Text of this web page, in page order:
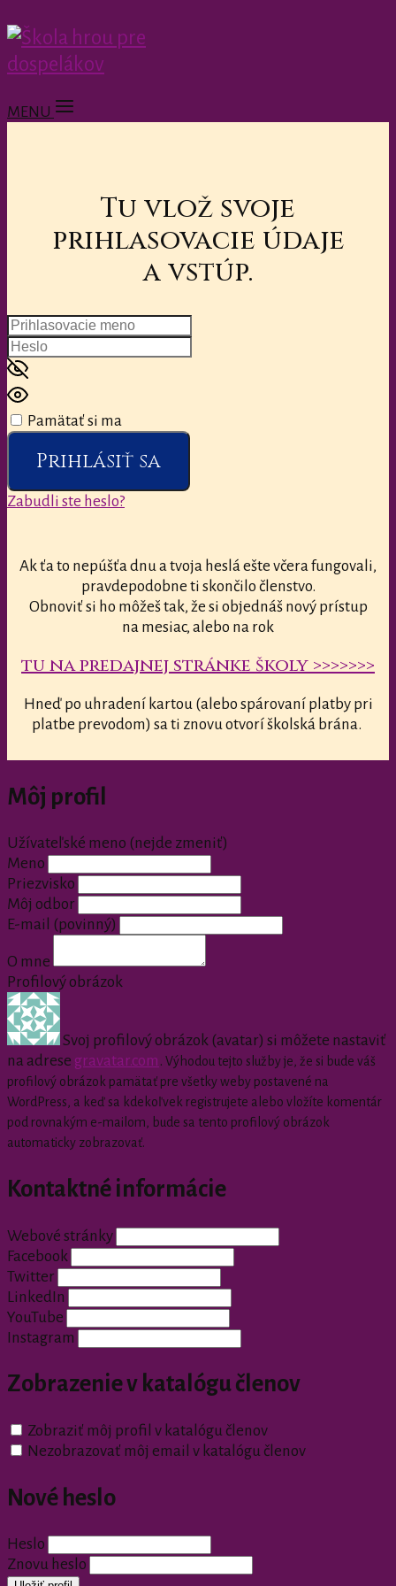
MENU
Tu vlož svoje
prihlasovacie údaje
a vstúp.
Pamätať si ma
Prihlásiť sa
Zabudli ste heslo?
Ak ťa to nepúšťa dnu a tvoja heslá ešte včera fungovali,
pravdepodobne ti skončilo členstvo.
Obnoviť si ho môžeš tak, že si objednáš nový prístup
na mesiac, alebo na rok
tu na predajnej stránke školy >>>>>>>
Hneď po uhradení kartou (alebo spárovaní platby pri
platbe prevodom) sa ti znovu otvorí školská brána.
Môj profil
Užívateľské meno (nejde zmeniť)
Meno
Priezvisko
Môj odbor
E-mail
(povinný)
O mne
Profilový obrázok
Svoj profilový obrázok (avatar) si môžete nastaviť
na adrese gravatar.com . Výhodou tejto služby je, že si bude váš
profilový obrázok pamätať pre všetky weby postavené na
WordPress, a keď sa kdekoľvek registrujete alebo vložíte komentár
pod rovnakým e-mailom, bude sa tento profilový obrázok
automaticky zobrazovať.
Kontaktné informácie
Webové stránky
Facebook
Twitter
LinkedIn
YouTube
Instagram
Zobrazenie v katalógu členov
Zobraziť môj profil v katalógu členov
Nezobrazovať môj email v katalógu členov
Nové heslo
Heslo
Znovu heslo